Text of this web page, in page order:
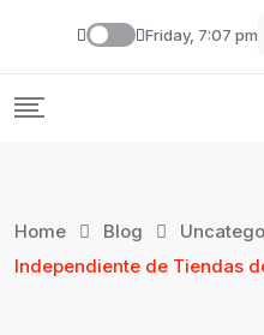
Friday, 7:07 pm
Home Blog
Independiente de Tiendas